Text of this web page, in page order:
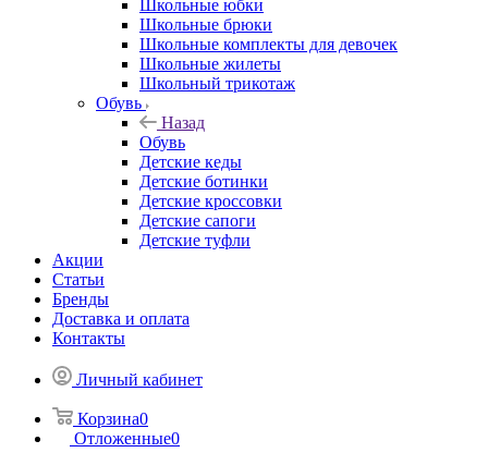
Школьные юбки
Школьные брюки
Школьные комплекты для девочек
Школьные жилеты
Школьный трикотаж
Обувь
Назад
Обувь
Детские кеды
Детские ботинки
Детские кроссовки
Детские сапоги
Детские туфли
Акции
Статьи
Бренды
Доставка и оплата
Контакты
Личный кабинет
Корзина0
Отложенные0